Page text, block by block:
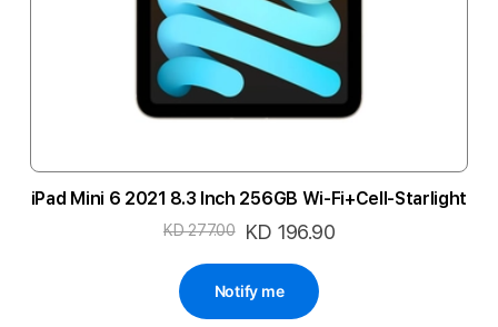
iPad Mini 6 2021 8.3 Inch 256GB Wi-Fi+Cell-Starlight
السعر
KD 196.90
KD 277.00
Notify me